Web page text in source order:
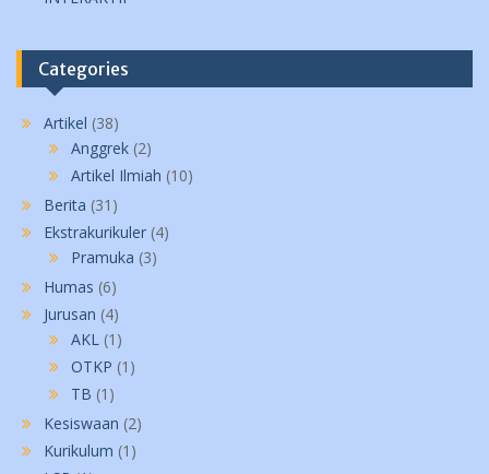
Categories
Artikel (38)
Anggrek (2)
Artikel Ilmiah (10)
Berita (31)
Ekstrakurikuler (4)
Pramuka (3)
Humas (6)
Jurusan (4)
AKL (1)
OTKP (1)
TB (1)
Kesiswaan (2)
Kurikulum (1)